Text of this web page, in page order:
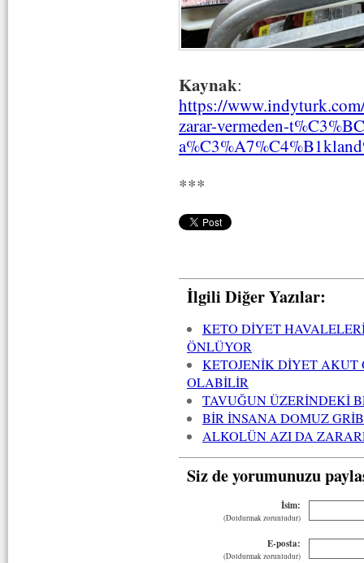
Kaynak:
https://
zarar-vermeden-
***
İlgili Diğer Yazılar:
KETO DİYET
ÖNLÜYOR
KETOJENİK DİYET
OLABİLİR
TAVUĞUN ÜZERİNDEKİ
BİR İNSANA DOMUZ
ALKOLÜN AZI DA
Siz de yorumunuzu
İsim:
(Doldurmak zorunludur)
E-posta:
(Doldurmak zorunludur)